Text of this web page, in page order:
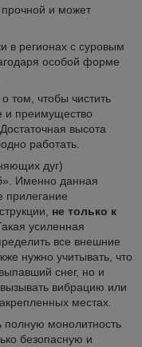
прочной и может
в регионах с суровым
особой форме
том, чтобы чистить
и преимущество
высота
работать.
дуг)
Именно данная
прилегание
не только к
усиленная
все внешние
нужно учитывать, что
снег, но и
вибрацию или
местах.
полную монолитность
безопасную и